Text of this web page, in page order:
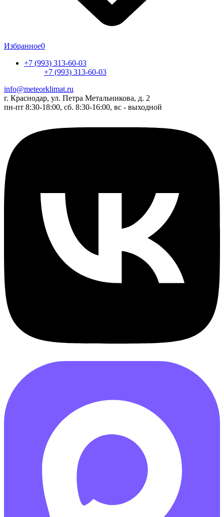
Избранное0
+7 (993) 313-60-03
+7 (993) 313-60-03
info@meteorklimat.ru
г. Краснодар, ул. Петра Метальникова, д. 2
пн-пт 8:30-18:00, сб. 8:30-16:00, вс - выходной